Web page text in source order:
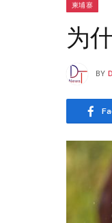
柬埔寨
为
BY